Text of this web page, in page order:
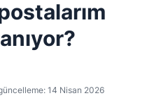
14 Nisan 2026